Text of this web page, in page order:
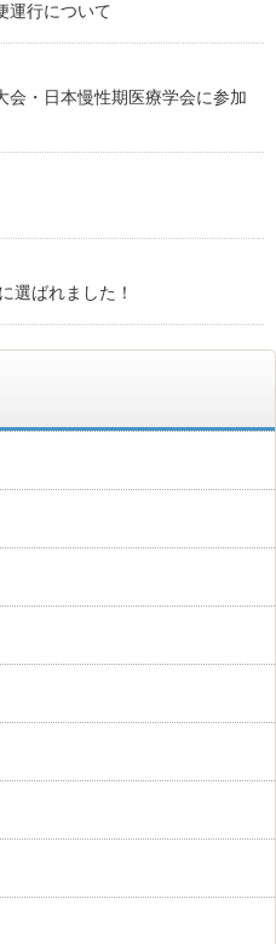
運行について
会・日本慢性期医療学会に参加
選ばれました！